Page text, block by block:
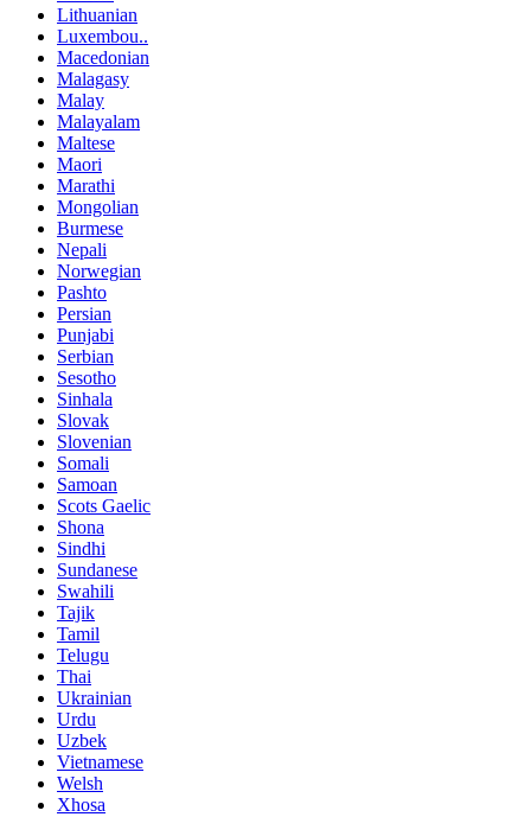
Lithuanian
Luxembou..
Macedonian
Malagasy
Malay
Malayalam
Maltese
Maori
Marathi
Mongolian
Burmese
Nepali
Norwegian
Pashto
Persian
Punjabi
Serbian
Sesotho
Sinhala
Slovak
Slovenian
Somali
Samoan
Scots Gaelic
Shona
Sindhi
Sundanese
Swahili
Tajik
Tamil
Telugu
Thai
Ukrainian
Urdu
Uzbek
Vietnamese
Welsh
Xhosa